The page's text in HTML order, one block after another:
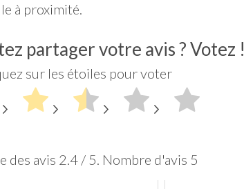
à proximité.
partager votre avis ? Votez !
sur les étoiles pour voter
des avis 2.4 / 5. Nombre d'avis 5